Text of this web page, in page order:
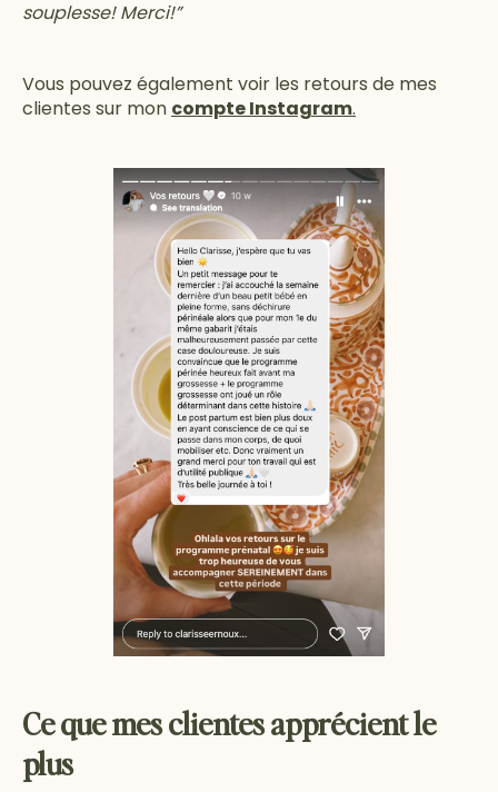
souplesse! Merci!”
Vous pouvez également voir les retours de mes
clientes sur mon compte Instagram.
Ce que mes clientes apprécient le
plus